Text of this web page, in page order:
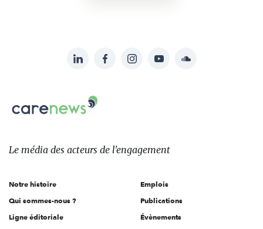
sur:
LinkedInFacebookInstagramYouTubeSoundcloud
Le
des
l'engagement
Le média des acteurs de l'engagement
Notre histoire
Qui sommes-nous ?
Ligne éditoriale
Emplois
Publications
Évènements